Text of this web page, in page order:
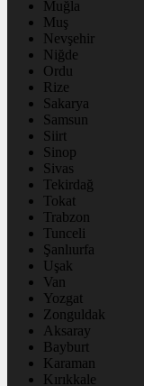
Muğla
Muş
Nevşehir
Niğde
Ordu
Rize
Sakarya
Samsun
Siirt
Sinop
Sivas
Tekirdağ
Tokat
Trabzon
Tunceli
Şanlıurfa
Uşak
Van
Yozgat
Zonguldak
Aksaray
Bayburt
Karaman
Kırıkkale